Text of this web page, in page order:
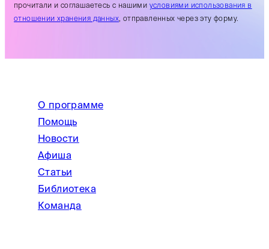
прочитали и соглашаетесь с нашими условиями использования в
отношении хранения данных, отправленных через эту форму.
О программе
Помощь
Новости
Афиша
Статьи
Библиотека
Команда